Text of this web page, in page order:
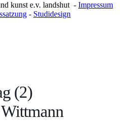
kunst e.v. landshut - Impressum
- Studidesign
(2)